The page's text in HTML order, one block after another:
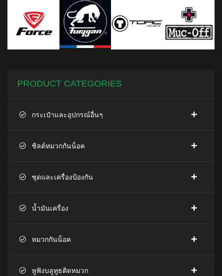
PRODUCT CATEGORIES
กระเป๋าและอุปกรณ์อื่นๆ
ชิลด์หมวกกันน็อค
ชุดและเครื่องป้องกัน
น้ำมันเครื่อง
หมวกกันน็อค
หูฟังบลูทูธติดหมวก